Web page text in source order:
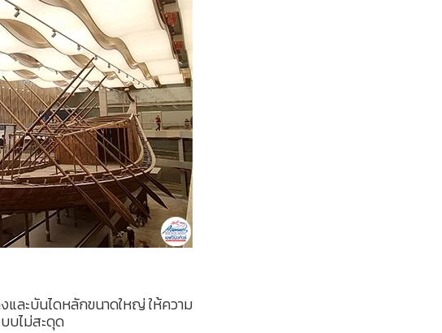
และบันไดหลักขนาดใหญ่ ให้ความ
บไม่สะดุด